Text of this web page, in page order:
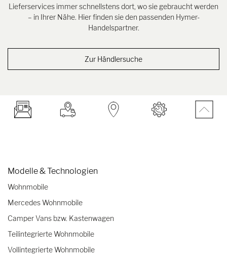
Lieferservices immer schnellstens dort, wo sie gebraucht werden
– in Ihrer Nähe. Hier finden sie den passenden Hymer-
Handelspartner.
Zur Händlersuche
Modelle & Technologien
Wohnmobile
Mercedes Wohnmobile
Camper Vans bzw. Kastenwagen
Teilintegrierte Wohnmobile
Vollintegrierte Wohnmobile